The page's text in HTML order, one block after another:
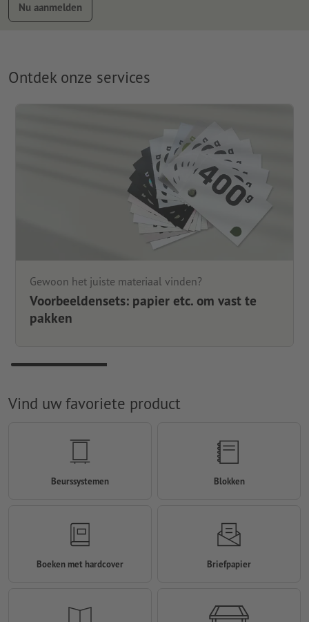
Nu aanmelden
Ontdek onze services
Gewoon het juiste materiaal vinden?
Voorbeeldensets: papier etc. om vast te
pakken
Vind uw favoriete product
Beurssystemen Blokken
Boeken met hardcover Briefpapier